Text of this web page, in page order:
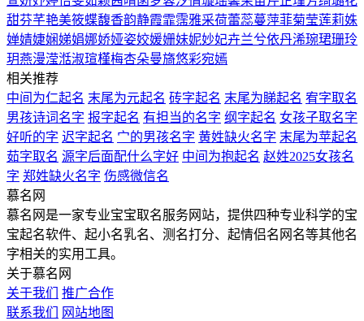
甜芬芊艳美筱蝶馥香韵静霞霏霈雅采荷蕾蕊蔓萍菲菊莹莲莉姝
婵婧婕娴娣娟娜娇娅姿姣媛姗妹妮妙妃卉兰兮依丹浠琬珺珊玲
玥燕漫滢湉淑瑄槿梅杏朵曼旖悠彩宛嫣
相关推荐
中间为仁起名 末尾为元起名 砖字起名 末尾为睇起名 宥字取名
男孩诗词名字 报字起名 有担当的名字 纲字起名 女孩子取名字
好听的字 迟字起名 宀的男孩名字 黄姓缺火名字 末尾为苹起名
茹字取名 源字后面配什么字好 中间为抱起名 赵姓2025女孩名
字 郑姓缺火名字 伤感微信名
慕名网
慕名网是一家专业宝宝取名服务网站，提供四种专业科学的宝
宝起名软件、起小名乳名、测名打分、起情侣名网名等其他名
字相关的实用工具。
关于慕名网
关于我们
推广合作
联系我们
网站地图